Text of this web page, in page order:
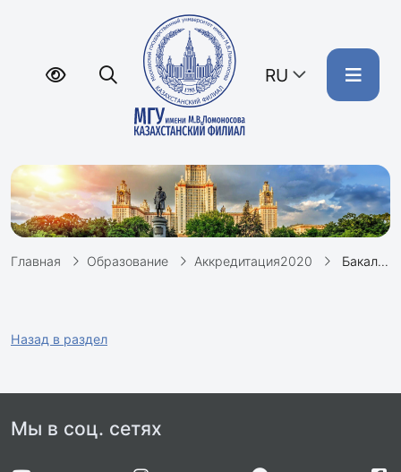
RU
Главная Образование Аккредитация2020 Бакалавриат. Математика. ОП "Математика, алгоритмы и анализ данных (3++). Рабочие программы дисциплин
Назад в раздел
Мы в соц. сетях